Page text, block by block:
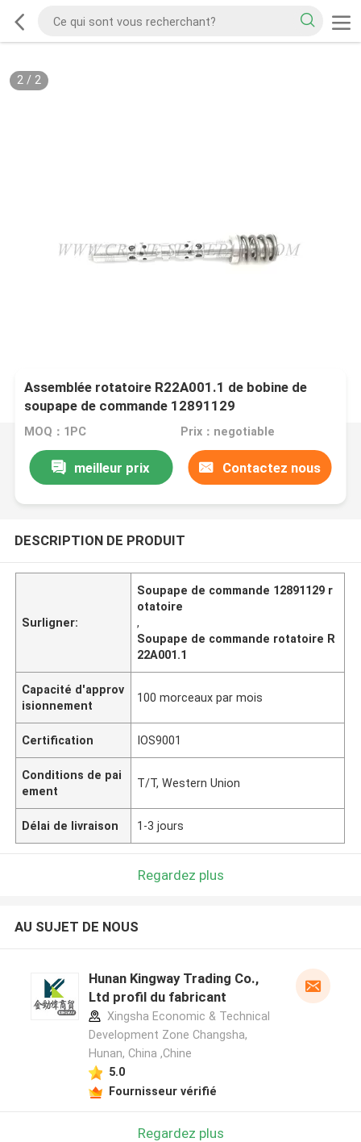
2/ 2
Assemblée rotatoire R22A001.1 de bobine de
soupape de commande 12891129
MOQ：1PC Prix：negotiable
meilleur prix Contactez nous
DESCRIPTION DE PRODUIT
Surligner:
Soupape de commande 12891129 r
otatoire
,
Soupape de commande rotatoire R
22A001.1
Capacité d'approv
isionnement
100 morceaux par mois
Certification IOS9001
Conditions de pai
ement
T/T, Western Union
Délai de livraison 1-3 jours
Regardez plus
AU SUJET DE NOUS
Hunan Kingway Trading Co.,
Ltd profil du fabricant
Xingsha Economic & Technical
Development Zone Changsha,
Hunan, China ,Chine
5.0
Fournisseur vérifié
Regardez plus